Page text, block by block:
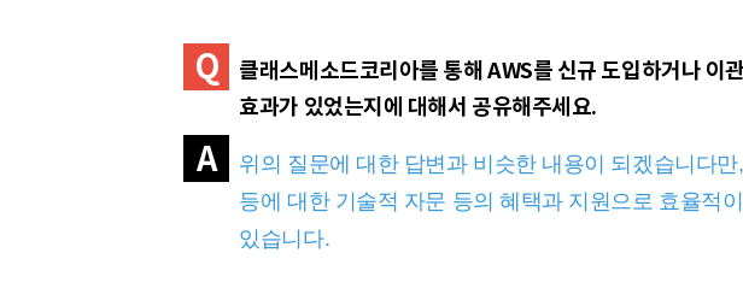
Q
클래스메소드코리아를 통해 AWS를 신규 도입하거나 이
효과가 있었는지에 대해서 공유해주세요.
A
위의 질문에 대한 답변과 비슷한 내용이 되겠습니다
등에 대한 기술적 자문 등의 혜택과 지원으로 효율적
있습니다.